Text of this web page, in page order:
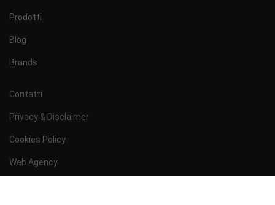
Prodotti
Blog
Brands
Contatti
Privacy & Disclaimer
Cookies Policy
Web Agency